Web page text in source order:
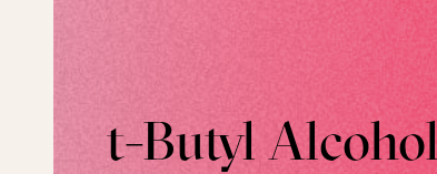
t-Butyl Alcohol